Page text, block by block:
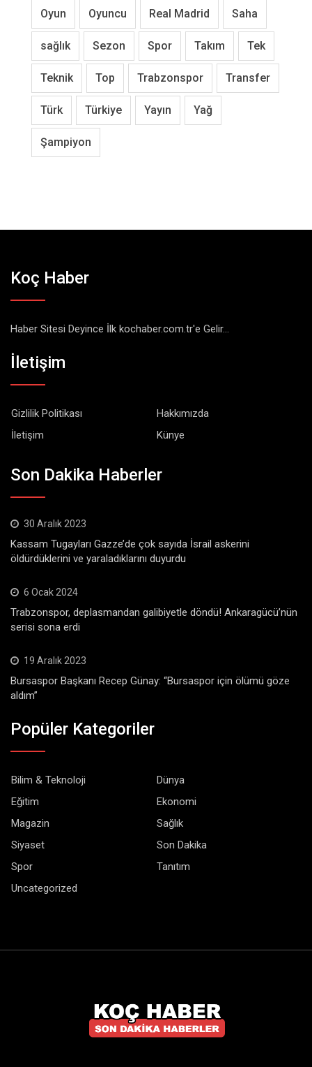
Oyun Oyuncu Real Madrid Saha
sağlık Sezon Spor Takım Tek
Teknik Top Trabzonspor Transfer
Türk Türkiye Yayın Yağ
Şampiyon
Koç Haber
Haber Sitesi Deyince İlk kochaber.com.tr'e Gelir...
İletişim
Gizlilik Politikası
Hakkımızda
İletişim
Künye
Son Dakika Haberler
30 Aralık 2023
Kassam Tugayları Gazze’de çok sayıda İsrail askerini
öldürdüklerini ve yaraladıklarını duyurdu
6 Ocak 2024
Trabzonspor, deplasmandan galibiyetle döndü! Ankaragücü’nün
serisi sona erdi
19 Aralık 2023
Bursaspor Başkanı Recep Günay: “Bursaspor için ölümü göze
aldım”
Popüler Kategoriler
Bilim & Teknoloji
Dünya
Eğitim
Ekonomi
Magazin
Sağlık
Siyaset
Son Dakika
Spor
Tanıtım
Uncategorized